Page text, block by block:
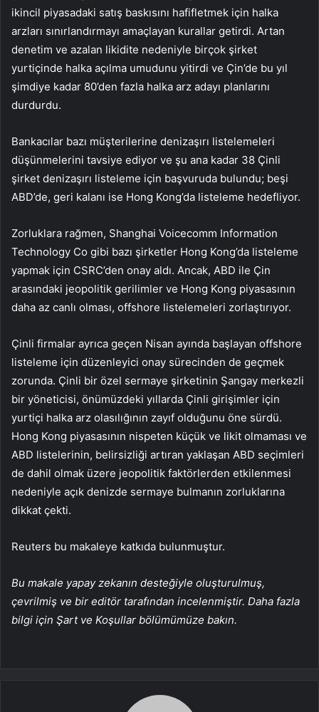
ikincil piyasadaki satış baskısını hafifletmek için halka
arzları sınırlandırmayı amaçlayan kurallar getirdi. Artan
denetim ve azalan likidite nedeniyle birçok şirket
yurtiçinde halka açılma umudunu yitirdi ve Çin’de bu yıl
şimdiye kadar 80’den fazla halka arz adayı planlarını
durdurdu.
Bankacılar bazı müşterilerine denizaşırı listelemeleri
düşünmelerini tavsiye ediyor ve şu ana kadar 38 Çinli
şirket denizaşırı listeleme için başvuruda bulundu; beşi
ABD’de, geri kalanı ise Hong Kong’da listeleme hedefliyor.
Zorluklara rağmen, Shanghai Voicecomm Information
Technology Co gibi bazı şirketler Hong Kong’da listeleme
yapmak için CSRC’den onay aldı. Ancak, ABD ile Çin
arasındaki jeopolitik gerilimler ve Hong Kong piyasasının
daha az canlı olması, offshore listelemeleri zorlaştırıyor.
Çinli firmalar ayrıca geçen Nisan ayında başlayan offshore
listeleme için düzenleyici onay sürecinden de geçmek
zorunda. Çinli bir özel sermaye şirketinin Şangay merkezli
bir yöneticisi, önümüzdeki yıllarda Çinli girişimler için
yurtiçi halka arz olasılığının zayıf olduğunu öne sürdü.
Hong Kong piyasasının nispeten küçük ve likit olmaması ve
ABD listelerinin, belirsizliği artıran yaklaşan ABD seçimleri
de dahil olmak üzere jeopolitik faktörlerden etkilenmesi
nedeniyle açık denizde sermaye bulmanın zorluklarına
dikkat çekti.
Reuters bu makaleye katkıda bulunmuştur.
Bu makale yapay zekanın desteğiyle oluşturulmuş,
çevrilmiş ve bir editör tarafından incelenmiştir. Daha fazla
bilgi için Şart ve Koşullar bölümümüze bakın.